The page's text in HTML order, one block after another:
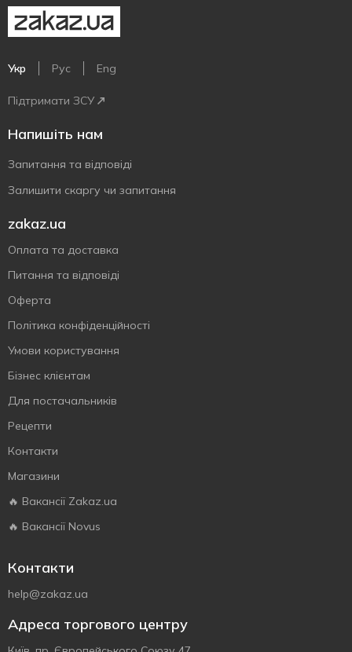
Укр Рус Eng
Підтримати ЗСУ
Напишіть нам
Запитання та відповіді
Залишити скаргу чи запитання
zakaz.ua
Оплата та доставка
Питання та відповіді
Оферта
Політика конфіденційності
Умови користування
Бізнес клієнтам
Для постачальників
Рецепти
Контакти
Магазини
🔥 Вакансії Zakaz.ua
🔥 Вакансії Novus
Контакти
help@zakaz.ua
Адреса торгового центру